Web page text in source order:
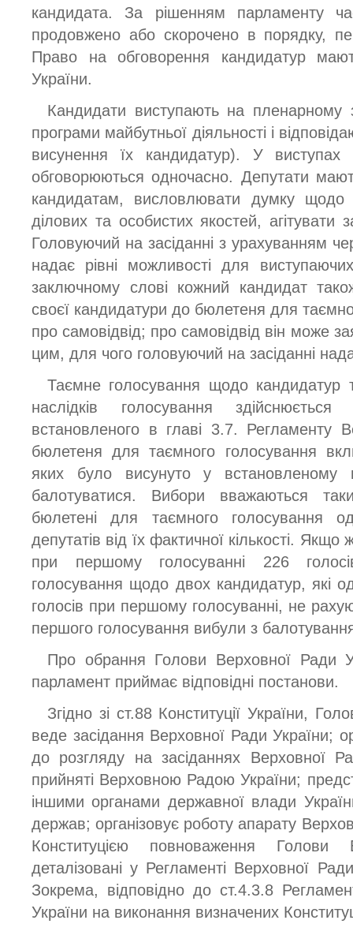
кандидата. За рішенням парламенту
продовжено або скорочено в порядку,
Право на обговорення кандидатур
України.
Кандидати виступають на пленарному
програми майбутньої діяльності і
висунення їх кандидатур). У виступах
обговорюються одночасно. Депутати
кандидатам, висловлювати думку щодо
ділових та особистих якостей,
Головуючий на засіданні з урахуванням
надає рівні можливості для
заключному слові кожний кандидат
своєї кандидатури до бюлетеня для
про самовідвід; про самовідвід він може
цим, для чого головуючий на засіданні
Таємне голосування щодо кандидатур
наслідків голосування
встановленого в главі 3.7. Регламенту
бюлетеня для таємного голосування
яких було висунуто у встановленому
балотуватися. Вибори вважаються
бюлетені для таємного
депутатів від їх фактичної кількості.
при першому голосуванні 226
голосування щодо двох кандидатур, які
голосів при першому голосуванні, не
першого голосування вибули з
Про обрання Голови Верховної Ради
парламент приймає відповідні постанови.
Згідно зі ст.88 Конституції України,
веде засідання Верховної Ради України;
до розгляду на засіданнях Верховної
прийняті Верховною Радою України;
іншими органами державної влади
держав; організовує роботу апарату
Конституцією повноваження Голови
деталізовані у Регламенті Верховної
Зокрема, відповідно до ст.4.3.8
України на виконання визначених